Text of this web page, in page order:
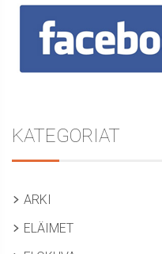
KATEGORIAT
ARKI
ELÄIMET